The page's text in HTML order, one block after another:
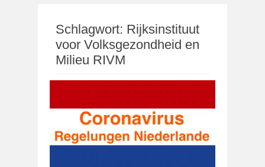
Schlagwort: Rijksinstituut
voor Volksgezondheid en
Milieu RIVM